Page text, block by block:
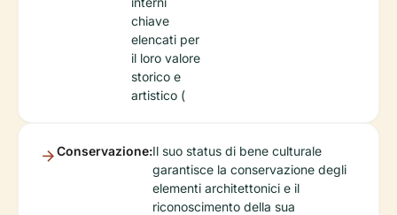
chiave
elencati per
il loro valore
storico e
artistico (
Conservazione:Il suo status di bene culturale
garantisce la conservazione degli
elementi architettonici e il
riconoscimento della sua